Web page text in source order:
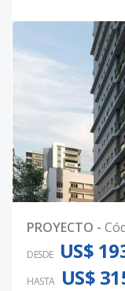
PROYECTO -
DESDE US$
HASTA US$